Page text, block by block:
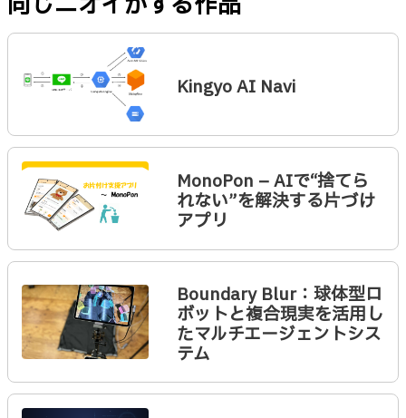
Kingyo AI Navi
MonoPon – AIで“捨てら
れない”を解決する片づけ
アプリ
Boundary Blur：球体型ロ
ボットと複合現実を活用し
たマルチエージェントシス
テム